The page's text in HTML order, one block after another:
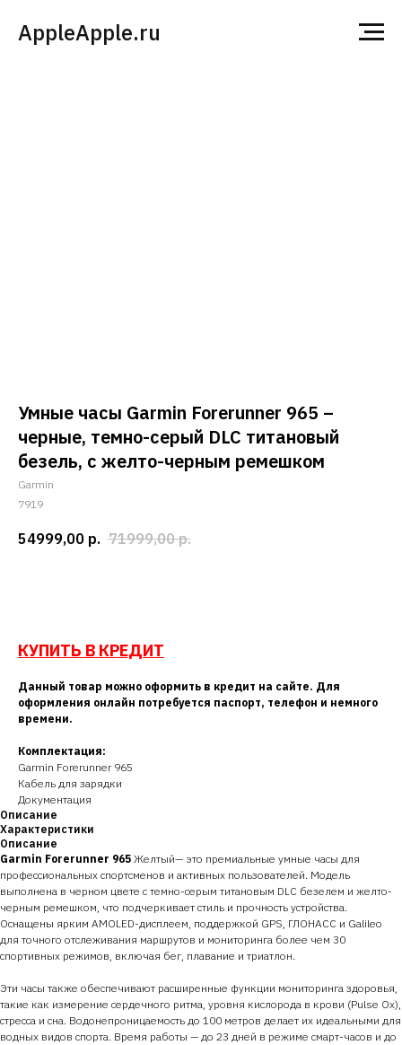
AppleApple.ru
Умные часы Garmin Forerunner 965 –
черные, темно-серый DLC титановый
безель, с желто-черным ремешком
Garmin
7919
54999,00 р. 71999,00 р.
КУПИТЬ В КРЕДИТ
Данный товар можно оформить в кредит на сайте. Для
оформления онлайн потребуется паспорт, телефон и немного
времени.
Комплектация:
Garmin Forerunner 965
Кабель для зарядки
Документация
Описание
Характеристики
Описание
Garmin Forerunner 965 Желтый— это премиальные умные часы для
профессиональных спортсменов и активных пользователей. Модель
выполнена в черном цвете с темно-серым титановым DLC безелем и желто-
черным ремешком, что подчеркивает стиль и прочность устройства.
Оснащены ярким AMOLED-дисплеем, поддержкой GPS, ГЛОНАСС и Galileo
для точного отслеживания маршрутов и мониторинга более чем 30
спортивных режимов, включая бег, плавание и триатлон.
Эти часы также обеспечивают расширенные функции мониторинга здоровья,
такие как измерение сердечного ритма, уровня кислорода в крови (Pulse Ox),
стресса и сна. Водонепроницаемость до 100 метров делает их идеальными для
водных видов спорта. Время работы — до 23 дней в режиме смарт-часов и до